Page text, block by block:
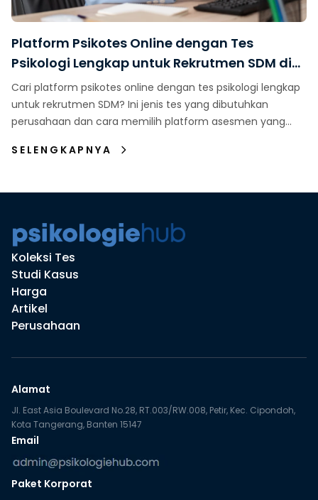
Platform Psikotes Online dengan Tes
Psikologi Lengkap untuk Rekrutmen SDM di
Indonesia
Cari platform psikotes online dengan tes psikologi lengkap
untuk rekrutmen SDM? Ini jenis tes yang dibutuhkan
perusahaan dan cara memilih platform asesmen yang
SELENGKAPNYA
Koleksi Tes
Studi Kasus
Harga
Artikel
Perusahaan
Alamat
Jl. East Asia Boulevard No.28, RT.003/RW.008, Petir, Kec. Cipondoh,
Kota Tangerang, Banten 15147
Email
Paket Korporat